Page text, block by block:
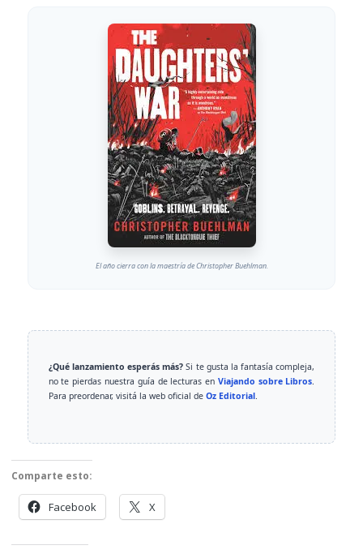
El año cierra con la maestría de Christopher Buehlman.
¿Qué lanzamiento esperás más? Si te gusta la fantasía compleja,
no te pierdas nuestra guía de lecturas en Viajando sobre Libros.
Para preordenar, visitá la web oficial de Oz Editorial.
Comparte esto:
Facebook X